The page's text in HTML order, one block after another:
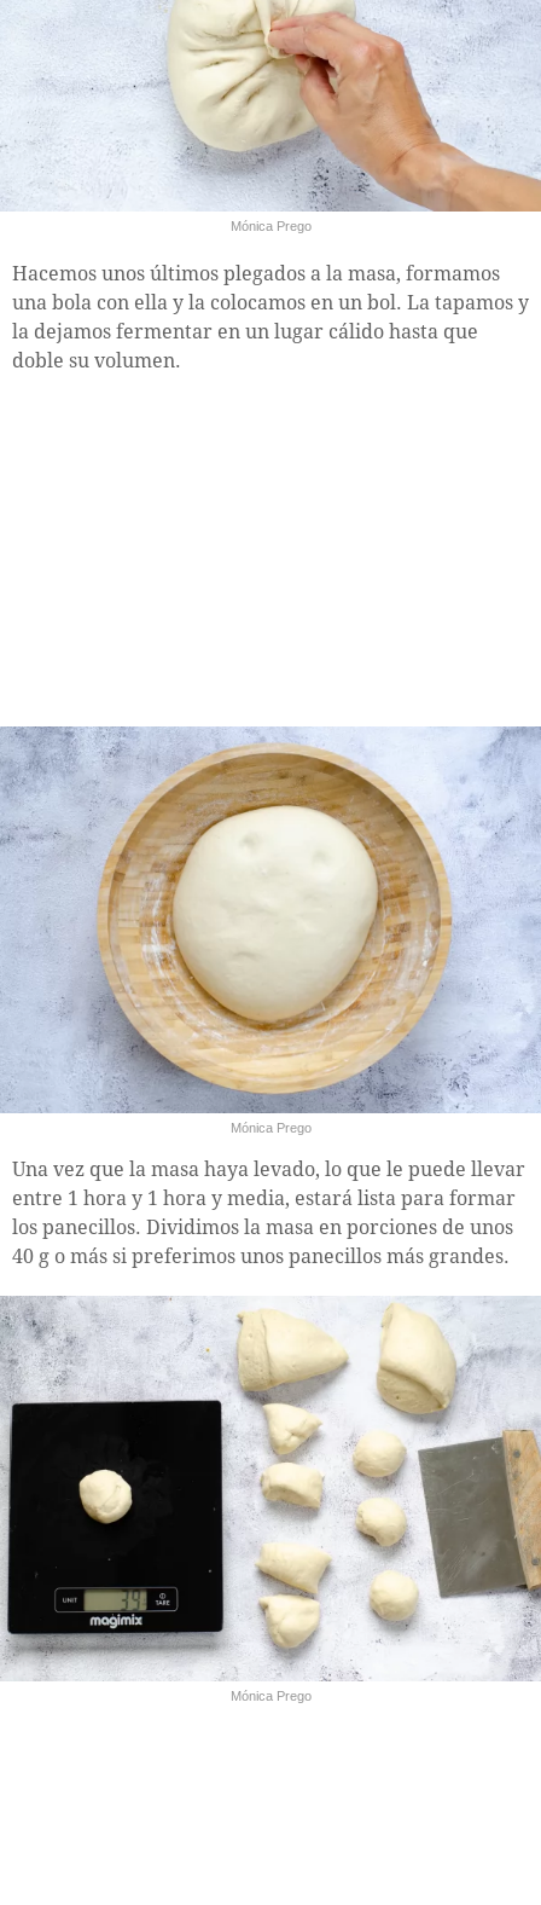
Mónica Prego
Hacemos unos últimos plegados a la masa, formamos
una bola con ella y la colocamos en un bol. La tapamos y
la dejamos fermentar en un lugar cálido hasta que
doble su volumen.
Mónica Prego
Una vez que la masa haya levado, lo que le puede llevar
entre 1 hora y 1 hora y media, estará lista para formar
los panecillos. Dividimos la masa en porciones de unos
40 g o más si preferimos unos panecillos más grandes.
Mónica Prego